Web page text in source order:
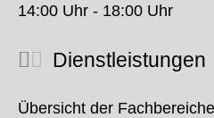
14:00 Uhr - 18:00 Uhr
Dienstleistungen
Übersicht der